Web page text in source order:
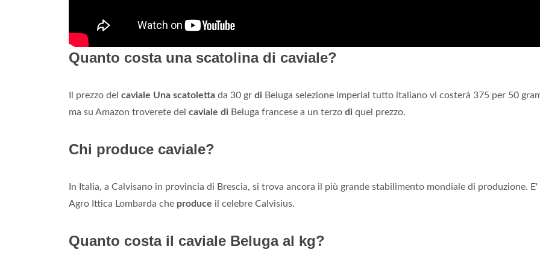
Quanto costa una scatolina di caviale?
Il prezzo del caviale Una scatoletta da 30 gr di Beluga selezione imperial tutto italiano vi costerà 375 per 50
ma su Amazon troverete del caviale di Beluga francese a un terzo di quel prezzo.
Chi produce caviale?
In Italia, a Calvisano in provincia di Brescia, si trova ancora il più grande stabilimento mondiale di produzione. E'
Agro Ittica Lombarda che produce il celebre Calvisius.
Quanto costa il caviale Beluga al kg?